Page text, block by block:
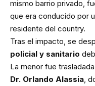
mismo barrio privado,
que era conducido por
residente del country.
Tras el impacto, se
policial y sanitario
La menor fue
Dr. Orlando Alassia ,